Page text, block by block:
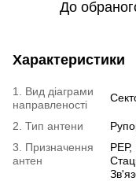
До
Характеристики
1. Вид діаграми
направленості
2. Тип антени
3. Призначення
антен
РЕР,